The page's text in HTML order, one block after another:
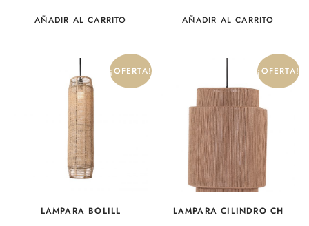
AÑADIR AL CARRITO AÑADIR AL CARRITO
¡OFERTA!
LAMPARA BOLILL
¡OFERTA!
LAMPARA CILINDRO CH